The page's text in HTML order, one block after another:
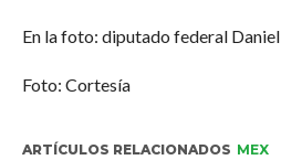
En la foto: diputado federal
Foto: Cortesía
ARTÍCULOS RELACIONADOS MEX